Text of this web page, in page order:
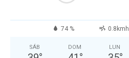
74 % 0.8kmh
SÁB DOM LUN